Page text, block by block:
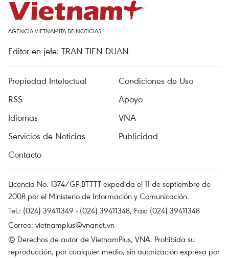
AGENCIA VIETNAMITA DE NOTICIAS
Editor en jefe: TRAN TIEN DUAN
Propiedad Intelectual
Condiciones de Uso
RSS
Apoyo
Idiomas
VNA
Servicios de Noticias
Publicidad
Contacto
Licencia No. 1374/GP-BTTTT expedida el 11 de septiembre de
2008 por el Ministerio de Información y Comunicación.
Tel.: (024) 39411349 - (024) 39411348, Fax: (024) 39411348
Correo: vietnamplus@vnanet.vn
© Derechos de autor de VietnamPlus, VNA. Prohibida su
reproducción, por cualquier medio, sin autorización expresa por